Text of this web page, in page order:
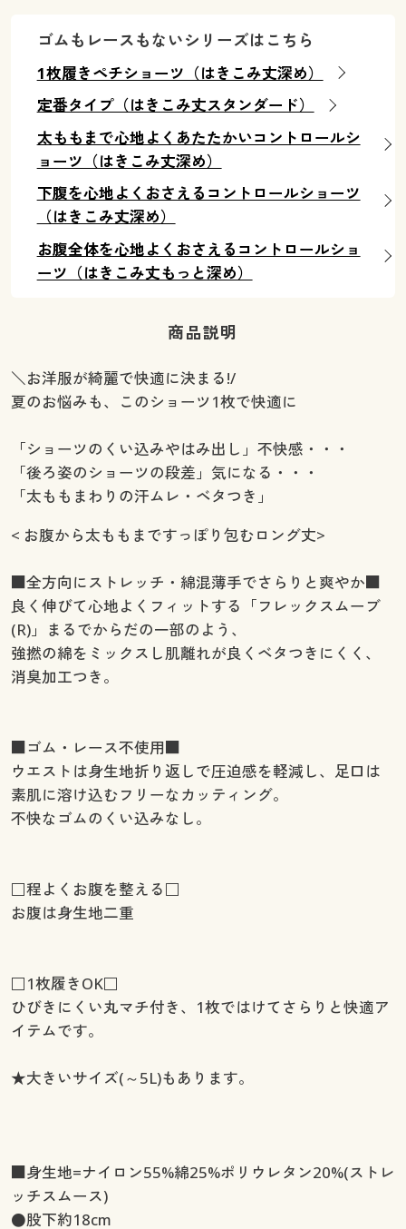
ゴムもレースもないシリーズはこちら
1枚履きペチショーツ（はきこみ丈深め）
定番タイプ（はきこみ丈スタンダード）
太ももまで心地よくあたたかいコントロールシ
ョーツ（はきこみ丈深め）
下腹を心地よくおさえるコントロールショーツ
（はきこみ丈深め）
お腹全体を心地よくおさえるコントロールショ
ーツ（はきこみ丈もっと深め）
商品説明
＼お洋服が綺麗で快適に決まる!/
夏のお悩みも、このショーツ1枚で快適に
「ショーツのくい込みやはみ出し」不快感・・・
「後ろ姿のショーツの段差」気になる・・・
「太ももまわりの汗ムレ・ベタつき」
< お腹から太ももまですっぽり包むロング丈>
■全方向にストレッチ・綿混薄手でさらりと爽やか■
良く伸びて心地よくフィットする「フレックスムーブ
(R)」まるでからだの一部のよう、
強撚の綿をミックスし肌離れが良くベタつきにくく、
消臭加工つき。
■ゴム・レース不使用■
ウエストは身生地折り返しで圧迫感を軽減し、足口は
素肌に溶け込むフリーなカッティング。
不快なゴムのくい込みなし。
□程よくお腹を整える□
お腹は身生地二重
□1枚履きOK□
ひびきにくい丸マチ付き、1枚ではけてさらりと快適ア
イテムです。
★大きいサイズ(～5L)もあります。
■身生地=ナイロン55%綿25%ポリウレタン20%(ストレ
ッチスムース)
●股下約18cm